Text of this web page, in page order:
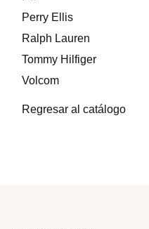
Perry Ellis
Ralph Lauren
Tommy Hilfiger
Volcom
Regresar al catálogo